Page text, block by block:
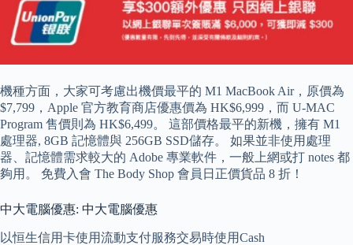
機種方面，大家可考慮出機價最平的 M1 MacBook Air，原價為
$7,799，Apple 官方教育商店優惠價為 HK$6,999，而 U-MAC
Program 售價則為 HK$6,499。 這部價格最平的新機，擁有 M1
處理器, 8GB 記憶體與 256GB SSD儲存。 如果並非使用處理
器、記憶體需求較大的 Adobe 專業軟件，一般上網或打 notes 都
夠用。 免費入會 The Body Shop 會員日正價貨品 8 折！
中大電腦優惠: 中大電腦優惠
以恒生信用卡使用流動支付服務交易時使用Cash